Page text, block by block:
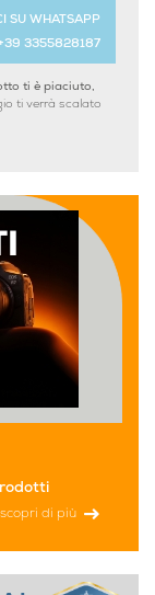
SU WHATSAPP
3355828187
ti è piaciuto,
ti verrà scalato
scopri di più